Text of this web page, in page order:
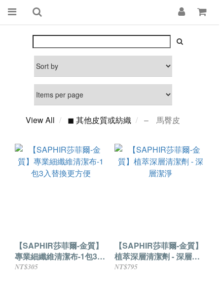
View All ◼ 其他皮質或紡織 – 馬臀皮
【SAPHIR莎菲爾-金質】
專業細纖維清潔布-1包3入
替換更方便
NT$305
【SAPHIR莎菲爾-金質】
植萃深層清潔劑 - 深層潔
淨
NT$795